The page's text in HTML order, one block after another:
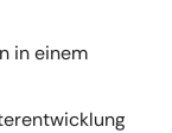
in einem